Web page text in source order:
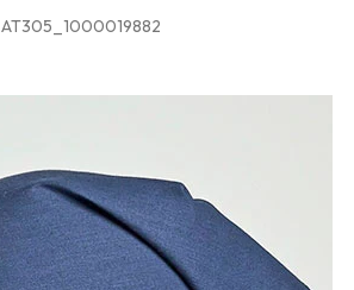
AT305_1000019882